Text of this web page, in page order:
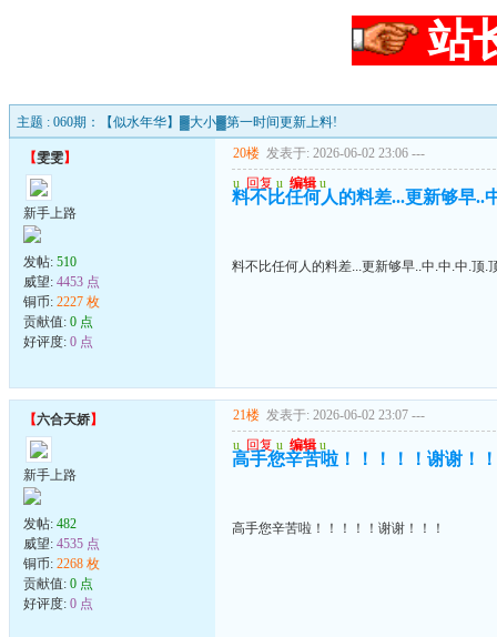
站
主题 : 060期：【似水年华】▓大小▓第一时间更新上料!
【雯雯】
新手上路
发帖: 510
威望: 4453 点
铜币: 2227 枚
贡献值: 0 点
好评度: 0 点
20楼 发表于: 2026-06-02 23:06 ---
u 回复 u 编辑 u
料不比任何人的料差...更新够早..
料不比任何人的料差...更新够早..中.中.中.顶.
【六合天娇】
新手上路
发帖: 482
威望: 4535 点
铜币: 2268 枚
贡献值: 0 点
好评度: 0 点
21楼 发表于: 2026-06-02 23:07 ---
u 回复 u 编辑 u
高手您辛苦啦！！！！！谢谢！
高手您辛苦啦！！！！！谢谢！！！